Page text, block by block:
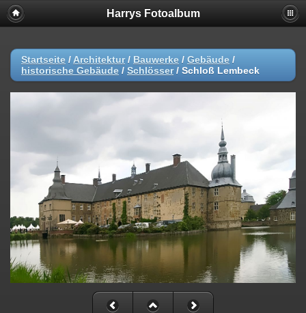
Harrys Fotoalbum
Startseite / Architektur/ Bauwerke / Gebäude /
historische Gebäude / Schlösser/ Schloß Lembeck